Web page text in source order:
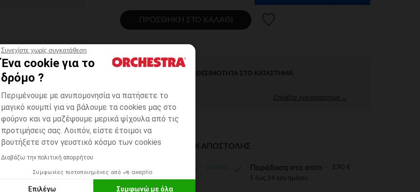
Συνεχίστε χωρίς συγκατάθεση
Ένα cookie για το
δρόμο ?
Περιμένουμε με ανυπομονησία να πατήσετε το
μαγικό κουμπί για να βάλουμε τα cookies μας στο
φούρνο και να μαζέψουμε μερικά ψίχουλα από τις
προτιμήσεις σας. Λοιπόν, είστε έτοιμοι να
βουτήξετε στον γευστικό κόσμο των cookies
Διαβάζω την πολιτική απορρήτου
Συμφωνίες πιστοποιημένες από
Επιλέγω Συμφωνώ με όλα
ΠΡΟΣΘΉΚΗ ΣΤΟ ΚΑΛΆΘΙ
ΆΜΕΣΗ ΔΙΑΘΕΣΙΜΌΤΗΤΑ ΣΤΟ ΚΑΤΆΣΤΗΜΑ
Επιλέξτε ένα κατάστημα →
ΔΙΑΘΈΣΙΜΟΙ ΤΡΌΠΟΙ ΑΠΟΣΤΟΛΉΣ
ΣΕ ΚΑΤΑΣΤΗΜΑ Παράδοση στο σπίτι 3,90 €
5 έως 14 εργ.ημέρες